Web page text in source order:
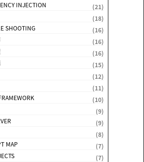
INJECTION
(21)
(18)
SHOOTING
(16)
(16)
(16)
(15)
(12)
(11)
(10)
(9)
(9)
(8)
MAP
(7)
(7)